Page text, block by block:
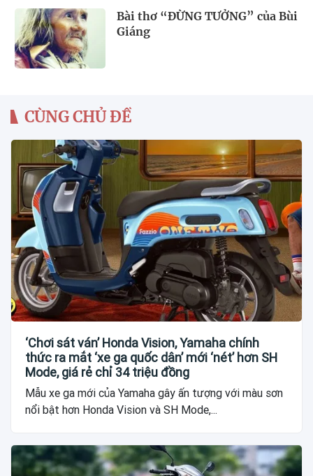
Bài thơ “ĐỪNG TƯỞNG” của Bùi
Giáng
CÙNG CHỦ ĐỀ
‘Chơi sát ván’ Honda Vision, Yamaha chính
thức ra mắt ‘xe ga quốc dân’ mới ‘nét’ hơn SH
Mode, giá rẻ chỉ 34 triệu đồng
Mẫu xe ga mới của Yamaha gây ấn tượng với màu sơn
nổi bật hơn Honda Vision và SH Mode,...